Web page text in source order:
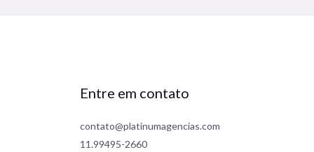
Entre em contato
contato@platinumagencias.com
11.99495-2660